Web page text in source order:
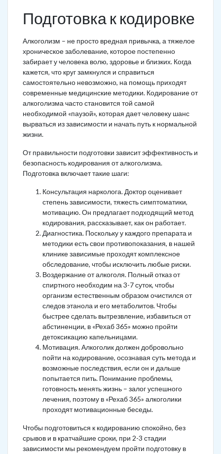
Подготовка к кодировке
Алкоголизм – не просто вредная привычка, а тяжелое
хроническое заболевание, которое постепенно
забирает у человека волю, здоровье и близких. Когда
кажется, что круг замкнулся и справиться
самостоятельно невозможно, на помощь приходят
современные медицинские методики. Кодирование от
алкоголизма часто становится той самой
необходимой «паузой», которая дает человеку шанс
вырваться из зависимости и начать путь к нормальной
жизни.
От правильности подготовки зависит эффективность и
безопасность кодирования от алкоголизма.
Подготовка включает такие шаги:
Консультация нарколога. Доктор оценивает
степень зависимости, тяжесть симптоматики,
мотивацию. Он предлагает подходящий метод
кодирования, рассказывает, как он работает.
Диагностика. Поскольку у каждого препарата и
методики есть свои противопоказания, в нашей
клинике зависимые проходят комплексное
обследование, чтобы исключить любые риски.
Воздержание от алкоголя. Полный отказ от
спиртного необходим на 3-7 суток, чтобы
организм естественным образом очистился от
следов этанола и его метаболитов. Чтобы
быстрее сделать вытрезвление, избавиться от
абстиненции, в «Рехаб 365» можно пройти
детоксикацию капельницами.
Мотивация. Алкоголик должен добровольно
пойти на кодирование, осознавая суть метода и
возможные последствия, если он и дальше
попытается пить. Понимание проблемы,
готовность менять жизнь – залог успешного
лечения, поэтому в «Рехаб 365» алкоголики
проходят мотивационные беседы.
Чтобы подготовиться к кодированию спокойно, без
срывов и в кратчайшие сроки, при 2-3 стадии
зависимости мы рекомендуем пройти подготовку в